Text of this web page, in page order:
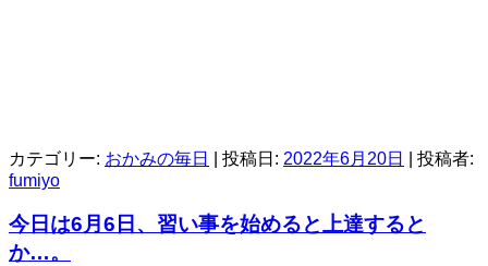
カテゴリー: おかみの毎日 | 投稿日: 2022年6月20日
投稿者:
fumiyo
今日は6月6日、習い事を始めると上達すると
か…。